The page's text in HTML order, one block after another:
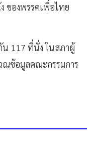
ของพรรคเพื่อไทย
117 ที่นั่ง ในสภาผู้
ณข้อมูลคณะกรรมการ